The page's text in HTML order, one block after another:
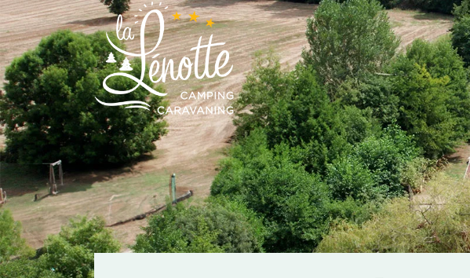
Panneau de gestion des cookies